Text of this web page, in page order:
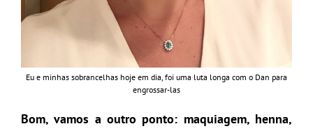
Eu e minhas sobrancelhas hoje em dia, foi uma luta longa com o Dan para
engrossar-las
Bom, vamos a outro ponto: maquiagem, henna,